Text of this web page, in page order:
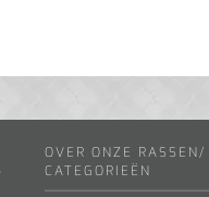
OVER ONZE RASSEN/
CATEGORIEËN